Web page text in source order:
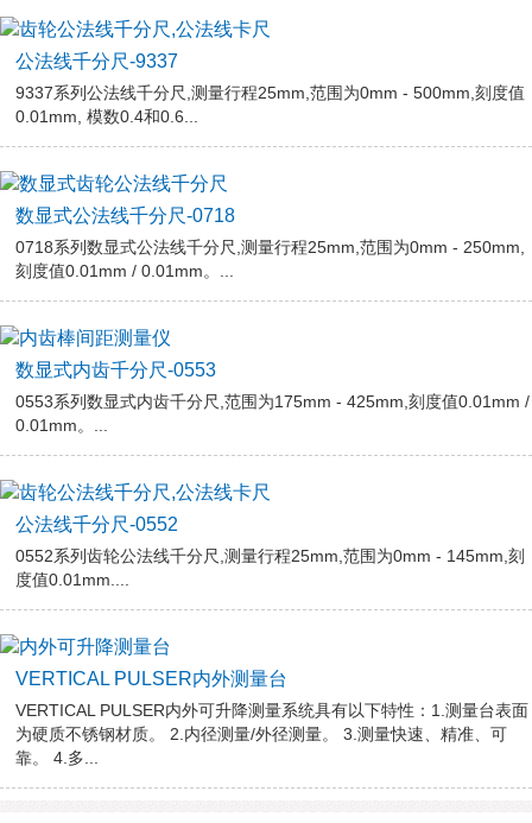
公法线千分尺-9337
9337系列公法线千分尺,测量行程25mm,范围为0mm - 500mm,刻度值
0.01mm, 模数0.4和0.6...
数显式公法线千分尺-0718
0718系列数显式公法线千分尺,测量行程25mm,范围为0mm - 250mm,
刻度值0.01mm / 0.01mm。...
数显式内齿千分尺-0553
0553系列数显式内齿千分尺,范围为175mm - 425mm,刻度值0.01mm /
0.01mm。...
公法线千分尺-0552
0552系列齿轮公法线千分尺,测量行程25mm,范围为0mm - 145mm,刻
度值0.01mm....
VERTICAL PULSER内外测量台
VERTICAL PULSER内外可升降测量系统具有以下特性：1.测量台表面
为硬质不锈钢材质。 2.内径测量/外径测量。 3.测量快速、精准、可
靠。 4.多...